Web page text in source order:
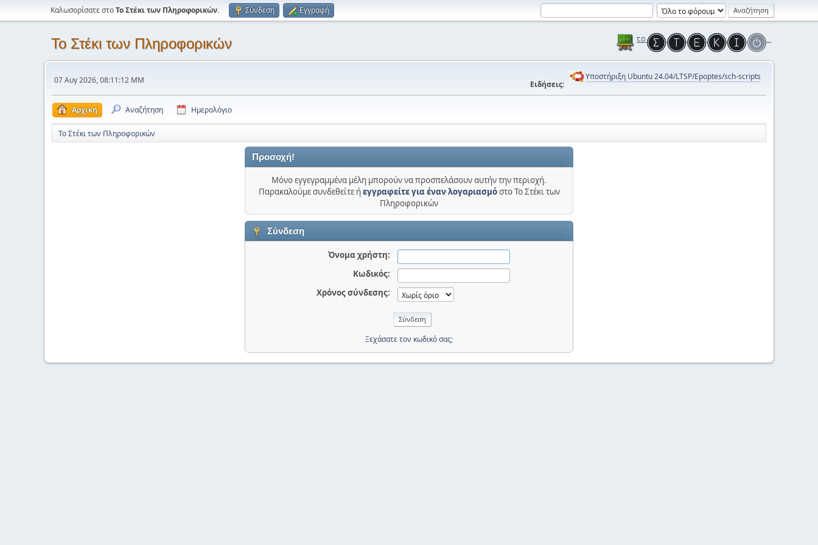
Καλωσορίσατε στοΤο Στέκι των Πληροφορικών. Σύνδεση Εγγραφή
Το Στέκι των Πληροφορικών
07 Αυγ 2026, 08:11:12 ΜΜ Ειδήσεις:
Υποστήριξη Ubuntu 24.04/LTSP/Epoptes/sch-scripts
Αρχική Αναζήτηση Ημερολόγιο
Το Στέκι των Πληροφορικών
Προσοχή!
Μόνο εγγεγραμμένα μέλη μπορούν να προσπελάσουν αυτήν την περιοχή.
Παρακαλούμε συνδεθείτε ήεγγραφείτε για έναν λογαριασμόστο Το Στέκι των
Πληροφορικών
Σύνδεση
Όνομα χρήστη:
Κωδικός:
Χρόνος σύνδεσης:
Ξεχάσατε τον κωδικό σας;